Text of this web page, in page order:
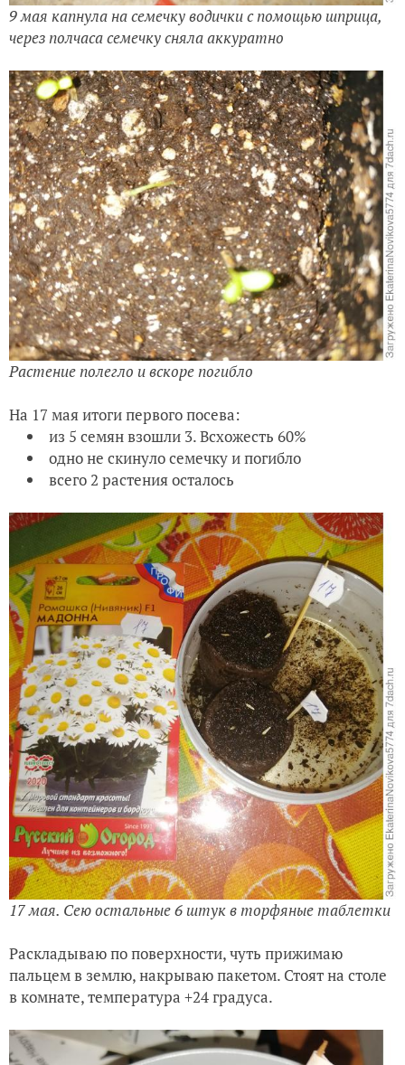
9 мая капнула на семечку водички с помощью шприца,
через полчаса семечку сняла аккуратно
Растение полегло и вскоре погибло
На 17 мая итоги первого посева:
из 5 семян взошли 3. Всхожесть 60%
одно не скинуло семечку и погибло
всего 2 растения осталось
17 мая. Сею остальные 6 штук в торфяные таблетки
Раскладываю по поверхности, чуть прижимаю
пальцем в землю, накрываю пакетом. Стоят на столе
в комнате, температура +24 градуса.